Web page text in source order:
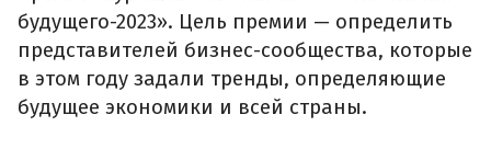
будущего-2023». Цель премии — определить
представителей бизнес-сообщества, которые
в этом году задали тренды, определяющие
будущее экономики и всей страны.